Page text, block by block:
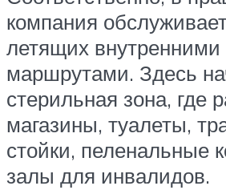
компания
летящих внутренними
маршрутами. Здесь
стерильная зона, где
магазины, туалеты,
стойки, пеленальные
залы для инвалидов.